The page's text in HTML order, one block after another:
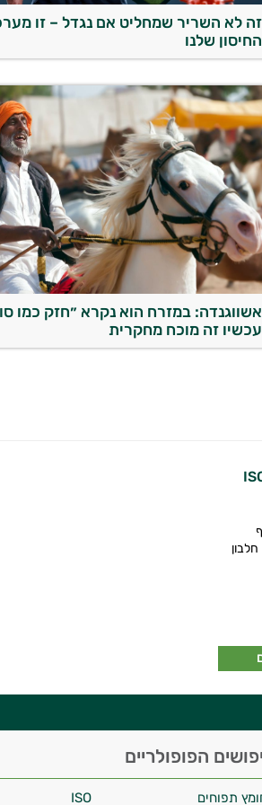
זה לא השריר שמחליט אם נגדל – זו
החיסון שלנו
אשווגנדה: במזרח הוא נקרא ״חזק כמו
עכשיו זה מוכח מחקרית
גרם חלבון
הפופולריים
תפוחים ISO